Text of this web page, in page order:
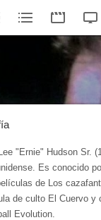
"Ernie" Hudson Sr.
Es conocido
de Los
de culto El Cuervo
Evolution.